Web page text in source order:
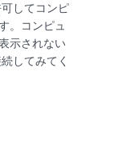
してコンピ
。コンピュ
示されない
してみてく